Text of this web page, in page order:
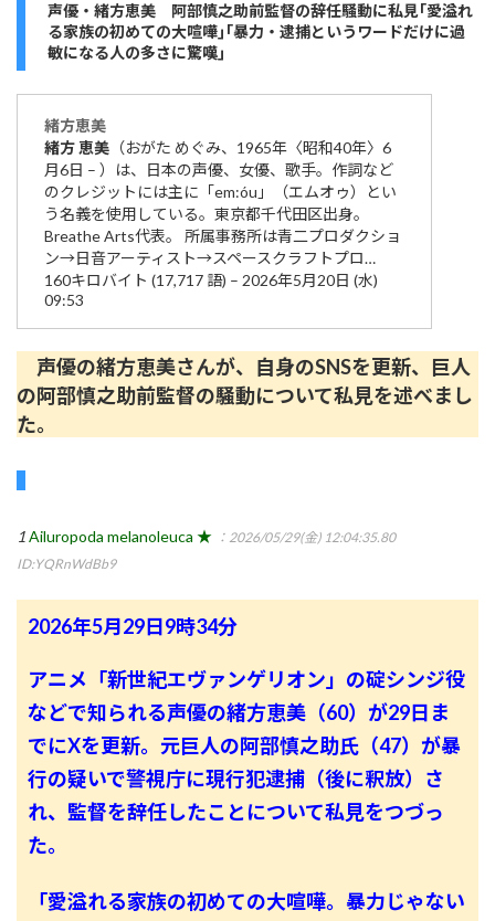
声優・緒方恵美 阿部慎之助前監督の辞任騒動に私見｢愛溢れ
る家族の初めての大喧嘩｣｢暴力・逮捕というワードだけに過
敏になる人の多さに驚嘆｣
緒方恵美
緒方 恵美 （おがた めぐみ、1965年〈昭和40年〉6
月6日 – ）は、日本の声優、女優、歌手。作詞など
のクレジットには主に「em:óu」（エムオゥ）とい
う名義を使用している。東京都千代田区出身。
Breathe Arts代表。 所属事務所は青二プロダクショ
ン→日音アーティスト→スペースクラフトプロ…
160キロバイト (17,717 語) – 2026年5月20日 (水)
09:53
声優の緒方恵美さんが、自身のSNSを更新、巨人
の阿部慎之助前監督の騒動について私見を述べまし
た。
1Ailuropoda melanoleuca ★ ：2026/05/29(金) 12:04:35.80
ID:YQRnWdBb9
2026年5月29日9時34分
アニメ「新世紀エヴァンゲリオン」の碇シンジ役
などで知られる声優の緒方恵美（60）が29日ま
でにXを更新。元巨人の阿部慎之助氏（47）が暴
行の疑いで警視庁に現行犯逮捕（後に釈放）さ
れ、監督を辞任したことについて私見をつづっ
た。
「愛溢れる家族の初めての大喧嘩。暴力じゃない